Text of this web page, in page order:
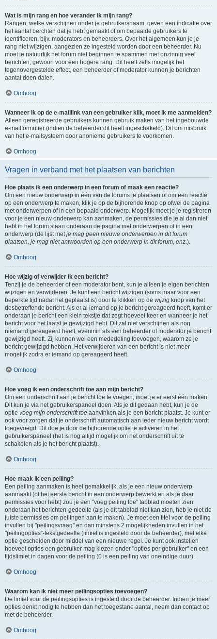
Wat is mijn rang en hoe verander ik mijn rang?
Rangen, welke verschijnen onder je gebruikersnaam, geven een indicatie over
het aantal berchten dat je hebt gemaakt of om bepaalde gebruikers te
identificeren, bijv. moderators en beheerders. Over het algemeen kun je je
rang niet wijzigen, aangezien ze ingesteld worden door een beheerder. Nu
moet je natuurlijk het forum niet beginnen te spammen met onzinnig veel
berichten, gewoon voor een hogere rang. Dit heeft zelfs mogelijk het
tegenovergestelde effect, een beheerder of moderator kunnen je berichten
aantal doen dalen.
Omhoog
Wanneer ik op de e-maillink van een gebruiker klik, moet ik me aanmelden?
Alleen geregistreerde gebruikers kunnen gebruik maken van het ingebouwde
e-mailformulier (indien de beheerder dit heeft ingeschakeld). Dit om misbruik
van het e-mailsysteem door anonieme gebruikers te voorkomen.
Omhoog
Vragen in verband met het plaatsen van berichten
Hoe plaats ik een onderwerp in een forum of maak een reactie?
Om een nieuw onderwerp in één van de forums te plaatsen of om een reactie
op een onderwerp te maken, klik je op de bijhorende knop op ofwel de pagina
met onderwerpen of in een bepaald onderwerp. Mogelijk moet je je registreren
voor je een nieuw onderwerp kan aanmaken, de permissies die je al dan niet
hebt in het forum staan onderaan de pagina met onderwerpen of in een
onderwerp (de lijst metje mag geen nieuwe onderwerpen in dit forum
plaatsen, je mag niet antwoorden op een onderwerp in dit forum, enz.).
Omhoog
Hoe wijzig of verwijder ik een bericht?
Tenzij je de beheerder of een moderator bent, kun je alleen je eigen berichten
wijzigen en verwijderen. Je kunt een bericht wijzigen (soms maar voor een
beperkte tijd nadat het geplaatst is) door te klikken op de wijzig knop van het
desbetreffende bericht. Als er al iemand op je bericht gereageerd heeft, komt er
onderaan je bericht een klein tekstje dat zegt hoeveel keer en wanneer je het
bericht voor het laatst je gewijzigd hebt. Dit zal niet verschijnen als nog
niemand gereageerd heeft, evenmin als een beheerder of moderator je bericht
gewijzigd heeft. Zij kunnen wel een mededeling toevoegen, waarom ze je
bericht gewijzigd hebben. Het verwijderen van een bericht is niet meer
mogelijk zodra er iemand op gereageerd heeft.
Omhoog
Hoe voeg ik een onderschrift toe aan mijn bericht?
Om een onderschrift aan je bericht toe te voegen, moet je er eerst één maken.
Dit kun je via het gebruikerspaneel doen. Als je dit gedaan hebt, kun je de
optie voeg mijn onderschrift toe aanvinken als je een bericht plaatst. Je kunt er
ook voor zorgen dat je onderschrift automatisch aan ieder nieuw bericht wordt
toegevoegd. Dit doe je door de bijhorende optie te activeren in het
gebruikerspaneel (het is nog altijd mogelijk om het onderschrift uit te
schakelen als je het bericht plaatst).
Omhoog
Hoe maak ik een peiling?
Een peiling aanmaken is heel gemakkelijk, als je een nieuw onderwerp
aanmaakt (of het eerste bericht in een onderwerp bewerkt en als je daar
permissies voor hebt) zou je een "voeg peiling toe" tabblad moeten zien
onderaan het berichten-gedeelte (als je dit tabblad niet kan zien, heb je niet de
juiste permissies om peilingen aan te maken). Je moet een titel voor de peiling
invullen bij "peilingsvraag" en dan minstens 2 mogelijkheden invullen in het
"peilingopties"-tekstgedeelte (limiet is ingesteld door de beheerder), met elke
optie gescheiden door middel van een nieuwe regel. Je kunt ook instellen
hoeveel opties een gebruiker mag kiezen onder "opties per gebruiker" en een
tijdslimiet in dagen voor de peiling (0 is een peiling van oneindige duur).
Omhoog
Waarom kan ik niet meer peilingsopties toevoegen?
De limiet voor de peilingsopties is ingesteld door de beheerder. Indien je meer
opties denkt nodig te hebben dan het toegestane aantal, neem dan contact op
met de beheerder.
Omhoog